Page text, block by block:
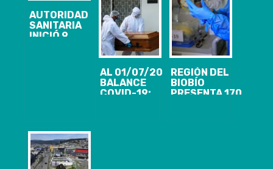
AUTORIDAD
SANITARIA
INICIÓ 9
PROHIBICIONES
FUNCIONAMIENTO
CUARENTENA
AL 01/07/20
BALANCE
COVID-19:
REGIÓN DEL
BIOBÍO
PRESENTA 170